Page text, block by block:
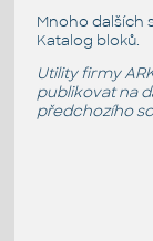
Mnoho dalších
Katalog bloků.
Utility firmy
publikovat na
předchozího